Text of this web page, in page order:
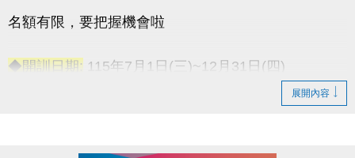
名額有限，要把握機會啦
◆開訓日期: 115年7月1日(三)~12月31日(四)
桃園市蘆竹國民運動中心 三樓綜合球場
展開內容